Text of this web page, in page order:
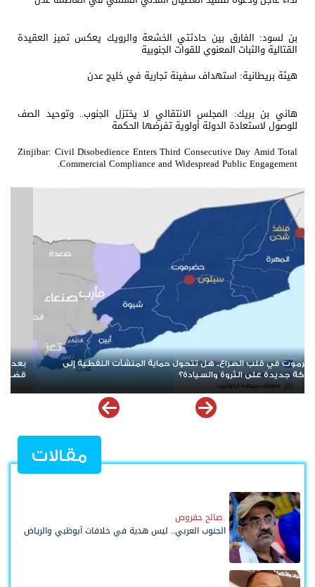
بن لسود: الفارق بين حادثتي الخشعة والرويك يعكس تميز العقيدة
القتالية والثبات المعنوي للقوات الجنوبية
هيئة بريطانية: استهداف سفينة تجارية في خليج عدن
هاني بن بريك: المجلس الانتقالي لا يختزل الجنوب.. وتوحيد الصف
للوصول لاستعادة الدولة أولوية تفرضها الحكمة
Zinjibar: Civil Disobedience Enters Third Consecutive Day Amid Total
Commercial Compliance and Widespread Public Engagement.
بعد حرب الممرات وتمدد الإرهاب.. هل يقترب العالم من إعادة قراءة
قضية شعب الجنوب؟
مقالات
صالح حقروص
الجنوب العربي.. ليس هدية في خلافات أبوظبي والرياض